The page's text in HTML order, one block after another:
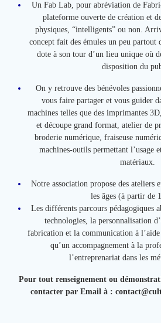
Un Fab Lab, pour abréviation de
plateforme ouverte de création et
physiques, “intelligents” ou non.
concept fait des émules un peu partout
dote à son tour d’un lieu unique où
disposition du
On y retrouve des bénévoles
vous faire partager et vous guider
machines telles que des imprimantes
et découpe grand format, atelier de
broderie numérique, fraiseuse
machines-outils permettant l’usage
matériaux.
Notre association propose des ateliers
les âges (à partir de
Les différents parcours pédagogiques
technologies, la personnalisation
fabrication et la communication à
qu’un accompagnement à la
l’entreprenariat dans les
Pour tout renseignement ou
contacter par Email à :